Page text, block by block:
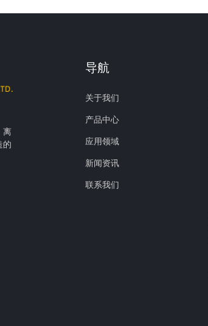
离
的
导航
关于我们
产品中心
应用领域
新闻资讯
联系我们